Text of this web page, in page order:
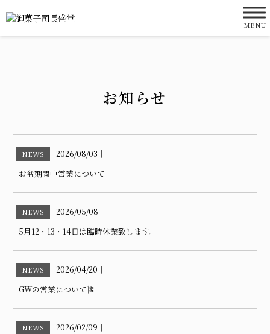
MENU
お知らせ
NEWS 2026/08/03 ｜
お盆期間中営業について
NEWS 2026/05/08 ｜
5月12・13・14日は臨時休業致します。
NEWS 2026/04/20 ｜
GWの営業について🎏
NEWS 2026/02/09 ｜